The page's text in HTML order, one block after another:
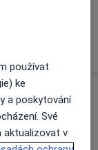
informace o
používat
ke
a poskytování
Své
aktualizovat v